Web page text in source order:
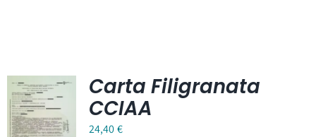
Carta Filigranata
CCIAA
24,40€